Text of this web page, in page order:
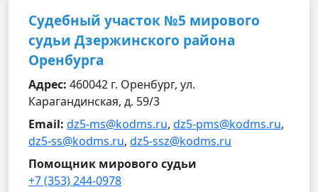
Судебный участок №5 мирового
судьи Дзержинского района
Оренбурга
Адрес: 460042 г. Оренбург, ул.
Карагандинская, д. 59/3
Email: dz5-ms@kodms.ru, dz5-pms@kodms.ru,
dz5-ss@kodms.ru, dz5-ssz@kodms.ru
Помощник мирового судьи
+7 (353) 244-0978